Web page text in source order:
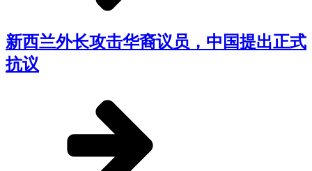
新西兰外长攻击华裔议员，中国提出正式
抗议